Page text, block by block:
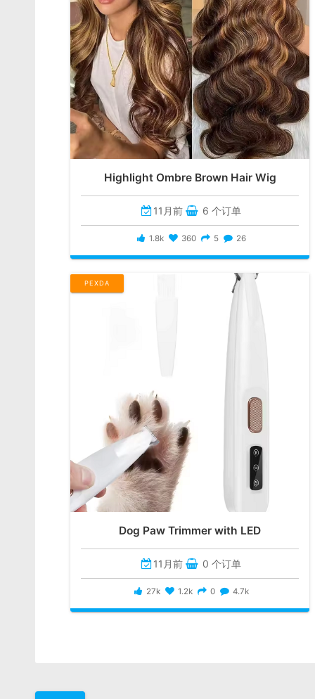
Highlight Ombre Brown Hair Wig
11月前 6 个订单
1.8k 360 5 26
PEXDA
Dog Paw Trimmer with LED
11月前 0 个订单
27k 1.2k 0 4.7k